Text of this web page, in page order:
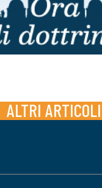
ALTRI ARTICOLI